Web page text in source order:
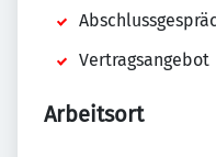
Vertragsangebot
Arbeitsort